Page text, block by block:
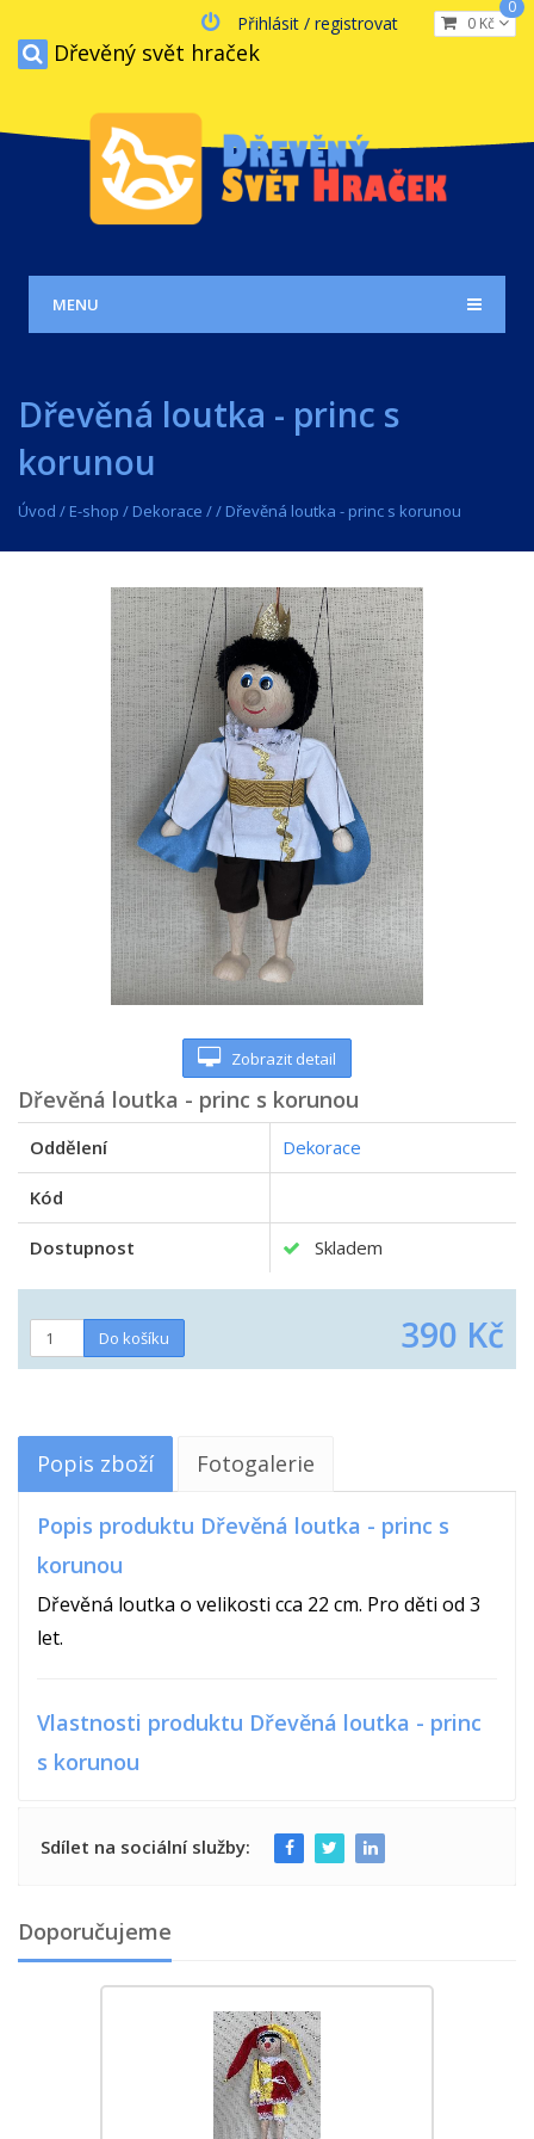
0 Kč
0
Přihlásit / registrovat
Dřevěný svět hraček
MENU
Dřevěná loutka - princ s
korunou
Úvod / E-shop / Dekorace // Dřevěná loutka - princ s korunou
Zobrazit detail
Dřevěná loutka - princ s korunou
Oddělení Dekorace
Kód
Dostupnost Skladem
390 Kč
Popis zboží Fotogalerie
Popis produktu Dřevěná loutka - princ s
korunou
Dřevěná loutka o velikosti cca 22 cm. Pro děti od 3
let.
Vlastnosti produktu Dřevěná loutka - princ
s korunou
Sdílet na sociální služby:
Doporučujeme